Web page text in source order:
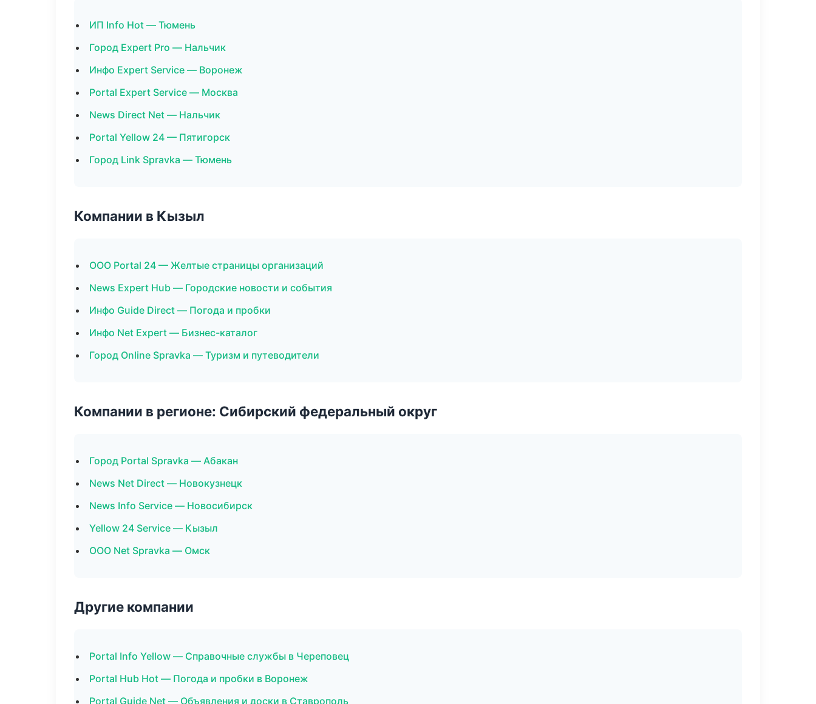
ИП Info Hot — Тюмень
Город Expert Pro — Нальчик
Инфо Expert Service — Воронеж
Portal Expert Service — Москва
News Direct Net — Нальчик
Portal Yellow 24 — Пятигорск
Город Link Spravka — Тюмень
Компании в Кызыл
ООО Portal 24 — Желтые страницы организаций
News Expert Hub — Городские новости и события
Инфо Guide Direct — Погода и пробки
Инфо Net Expert — Бизнес-каталог
Город Online Spravka — Туризм и путеводители
Компании в регионе: Сибирский федеральный округ
Город Portal Spravka — Абакан
News Net Direct — Новокузнецк
News Info Service — Новосибирск
Yellow 24 Service — Кызыл
ООО Net Spravka — Омск
Другие компании
Portal Info Yellow — Справочные службы в Череповец
Portal Hub Hot — Погода и пробки в Воронеж
Portal Guide Net — Объявления и доски в Ставрополь